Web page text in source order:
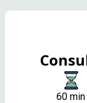
60 min